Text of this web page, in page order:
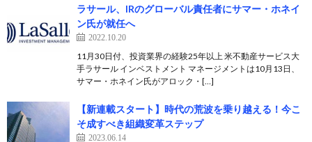
ラサール、IRのグローバル責任者にサマー・ホネイ
ン氏が就任へ
2022.10.20
11月30日付、投資業界の経験25年以上 米不動産サービス大
手ラサール インベストメント マネージメントは10月13日、
サマー・ホネイン氏がアロック・[…]
【新連載スタート】時代の荒波を乗り越える！今こ
そ成すべき組織変革ステップ
2023.06.14